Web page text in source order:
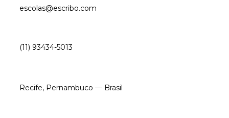
escolas@escribo.com
(11) 93434-5013
Recife, Pernambuco — Brasil